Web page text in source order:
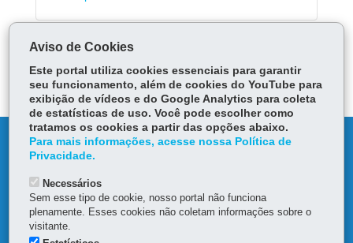
ÓRGÃO RESPONSÁVEL
DEIXE SUA OPINIÃO
MAPA DO SITE
DENUNCIE CORRUPÇÃO
Aviso de Cookies
Este portal utiliza cookies essenciais para garantir
seu funcionamento, além de cookies do YouTube para
exibição de vídeos e do Google Analytics para coleta
de estatísticas de uso. Você pode escolher como
tratamos os cookies a partir das opções abaixo.
Para mais informações, acesse nossa Política de
Privacidade.
Necessários
Sem esse tipo de cookie, nosso portal não funciona
plenamente. Esses cookies não coletam informações sobre o
visitante.